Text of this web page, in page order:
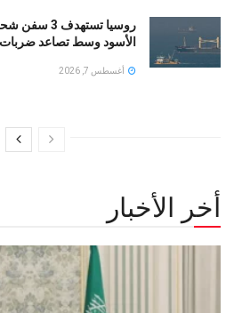
روسيا
الأسود وسط تصاعد ضربات
أغسطس 7, 2026
أخر الأخبار